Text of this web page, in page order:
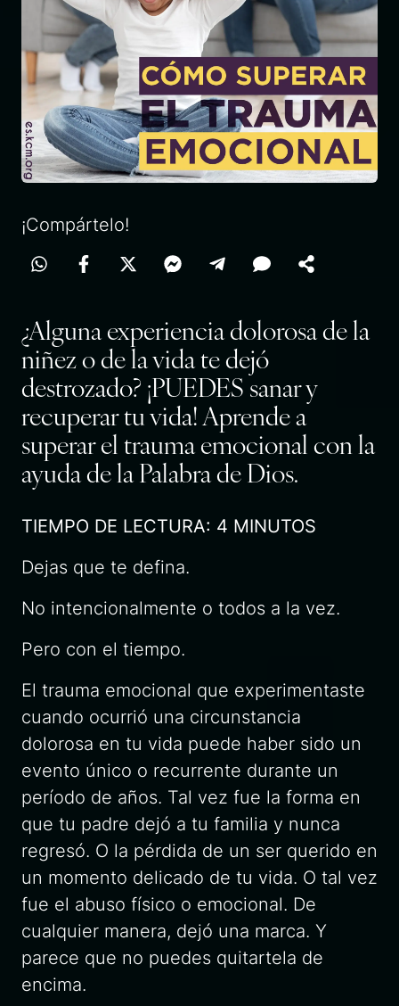
¡Compártelo!
¿Alguna experiencia dolorosa de la
niñez ode la vida te dejó
destrozado? ¡PUEDES sanar y
recuperar tu vida! Aprende a
superar el trauma emocional con la
ayuda de la Palabra de Dios.
TIEMPO DE LECTURA: 4 MINUTOS
Dejas que te defina.
No intencionalmente o todos a la vez.
Pero con el tiempo.
El trauma emocional que experimentaste
cuando ocurrió una circunstancia
dolorosa en tu vida puede haber sido un
evento único o recurrente durante un
período de años. Tal vez fue la forma en
que tu padre dejó a tu familia y nunca
regresó. O la pérdida de un ser querido en
un momento delicado de tu vida. O tal vez
fue el abuso físico o emocional. De
cualquier manera, dejó una marca. Y
parece que no puedes quitartela de
encima.